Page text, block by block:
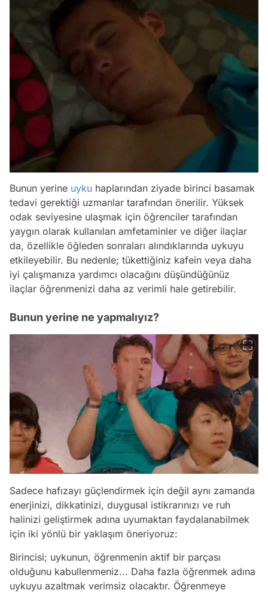
Bunun yerine uyku haplarından ziyade birinci basamak
tedavi gerektiği uzmanlar tarafından önerilir. Yüksek
odak seviyesine ulaşmak için öğrenciler tarafından
yaygın olarak kullanılan amfetaminler ve diğer ilaçlar
da, özellikle öğleden sonraları alındıklarında uykuyu
etkileyebilir. Bu nedenle; tükettiğiniz kafein veya daha
iyi çalışmanıza yardımcı olacağını düşündüğünüz
ilaçlar öğrenmenizi daha az verimli hale getirebilir.
Bunun yerine ne yapmalıyız?
Sadece hafızayı güçlendirmek için değil aynı zamanda
enerjinizi, dikkatinizi, duygusal istikrarınızı ve ruh
halinizi geliştirmek adına uyumaktan faydalanabilmek
için iki yönlü bir yaklaşım öneriyoruz:
Birincisi; uykunun, öğrenmenin aktif bir parçası
olduğunu kabullenmeniz... Daha fazla öğrenmek adına
uykuyu azaltmak verimsiz olacaktır. Öğrenmeye